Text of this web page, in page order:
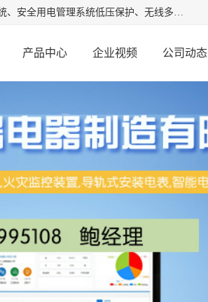
江苏安科瑞电器制造有限公司是安科瑞电气股份有限公司是物联网电表、消防物联网系统、安全用电管理系统低压保护、无线多功能电表、智能光伏等系列产品的生产基地。为客户提供可靠用电、节约用电、安全用电的完整解决方案，在智能电网用户端、新能源、物联网等前沿领域不断探索开发新产品。流箱,数显工控表,火灾监控装置。
产品中心 企业视频 公司动态